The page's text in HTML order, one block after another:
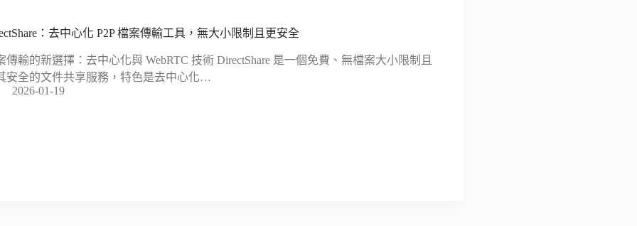
：去中心化 P2P 檔案傳輸工具，無大小限制且更安全
傳輸的新選擇：去中心化與 WebRTC 技術 DirectShare 是一個免費、無檔案大小限制且
安全的文件共享服務，特色是去中心化…
2026-01-19